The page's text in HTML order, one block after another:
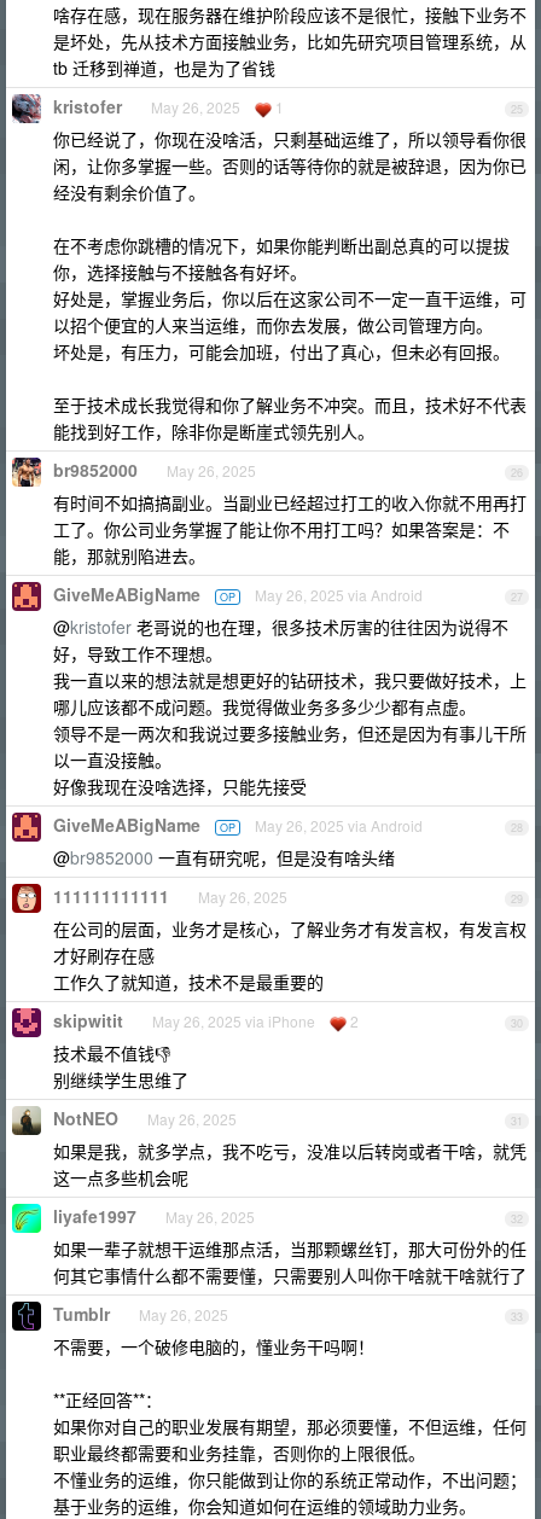
啥存在感，现在服务器在维护阶段应该不是很忙，接触下业务不
是坏处，先从技术方面接触业务，比如先研究项目管理系统，从
tb 迁移到禅道，也是为了省钱
25
kristofer May 26, 2025 1
你已经说了，你现在没啥活，只剩基础运维了，所以领导看你很
闲，让你多掌握一些。否则的话等待你的就是被辞退，因为你已
经没有剩余价值了。
在不考虑你跳槽的情况下，如果你能判断出副总真的可以提拔
你，选择接触与不接触各有好坏。
好处是，掌握业务后，你以后在这家公司不一定一直干运维，可
以招个便宜的人来当运维，而你去发展，做公司管理方向。
坏处是，有压力，可能会加班，付出了真心，但未必有回报。
至于技术成长我觉得和你了解业务不冲突。而且，技术好不代表
能找到好工作，除非你是断崖式领先别人。
26
br9852000 May 26, 2025
有时间不如搞搞副业。当副业已经超过打工的收入你就不用再打
工了。你公司业务掌握了能让你不用打工吗？如果答案是：不
能，那就别陷进去。
27
GiveMeABigName OP May 26, 2025 via Android
@kristofer 老哥说的也在理，很多技术厉害的往往因为说得不
好，导致工作不理想。
我一直以来的想法就是想更好的钻研技术，我只要做好技术，上
哪儿应该都不成问题。我觉得做业务多多少少都有点虚。
领导不是一两次和我说过要多接触业务，但还是因为有事儿干所
以一直没接触。
好像我现在没啥选择，只能先接受
28
GiveMeABigName OP May 26, 2025 via Android
@br9852000 一直有研究呢，但是没有啥头绪
29
111111111111 May 26, 2025
在公司的层面，业务才是核心，了解业务才有发言权，有发言权
才好刷存在感
工作久了就知道，技术不是最重要的
30
skipwitit May 26, 2025 via iPhone 2
技术最不值钱👎
别继续学生思维了
31
NotNEO May 26, 2025
如果是我，就多学点，我不吃亏，没准以后转岗或者干啥，就凭
这一点多些机会呢
32
liyafe1997 May 26, 2025
如果一辈子就想干运维那点活，当那颗螺丝钉，那大可份外的任
何其它事情什么都不需要懂，只需要别人叫你干啥就干啥就行了
33
Tumblr May 26, 2025
不需要，一个破修电脑的，懂业务干吗啊！
**正经回答**：
如果你对自己的职业发展有期望，那必须要懂，不但运维，任何
职业最终都需要和业务挂靠，否则你的上限很低。
不懂业务的运维，你只能做到让你的系统正常动作，不出问题；
基于业务的运维，你会知道如何在运维的领域助力业务。